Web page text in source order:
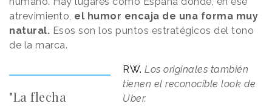
atrevimiento, el humor encaja de una forma muy
natural. Esos son los puntos estratégicos del tono
de la marca.
"La flecha
RW.Los originales también
tienen el reconocible look de
Uber.